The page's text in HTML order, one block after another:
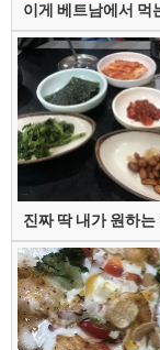
이게 베트남에서 먹
진짜 딱 내가 원하